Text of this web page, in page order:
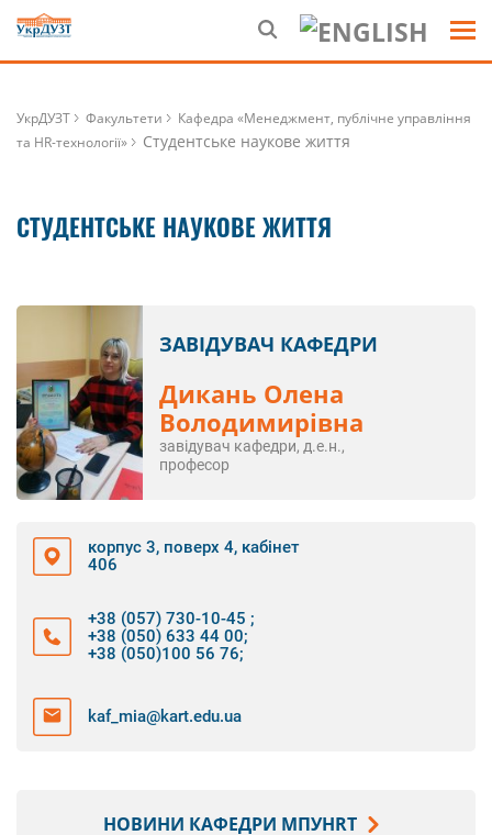
УкрДУЗТ Факультети
Кафедра «Менеджмент, публічне управління
та HR-технології»
Студентське наукове життя
СТУДЕНТСЬКЕ НАУКОВЕ ЖИТТЯ
ЗАВІДУВАЧ КАФЕДРИ
Дикань Олена
Володимирівна
завідувач кафедри, д.е.н.,
професор
корпус 3, поверх 4, кабінет
406
+38 (057) 730-10-45 ;
+38 (050) 633 44 00;
+38 (050)100 56 76;
kaf_mia@kart.edu.ua
НОВИНИ КАФЕДРИ МПУHRТ